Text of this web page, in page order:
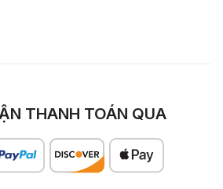
THANH TOÁN QUA